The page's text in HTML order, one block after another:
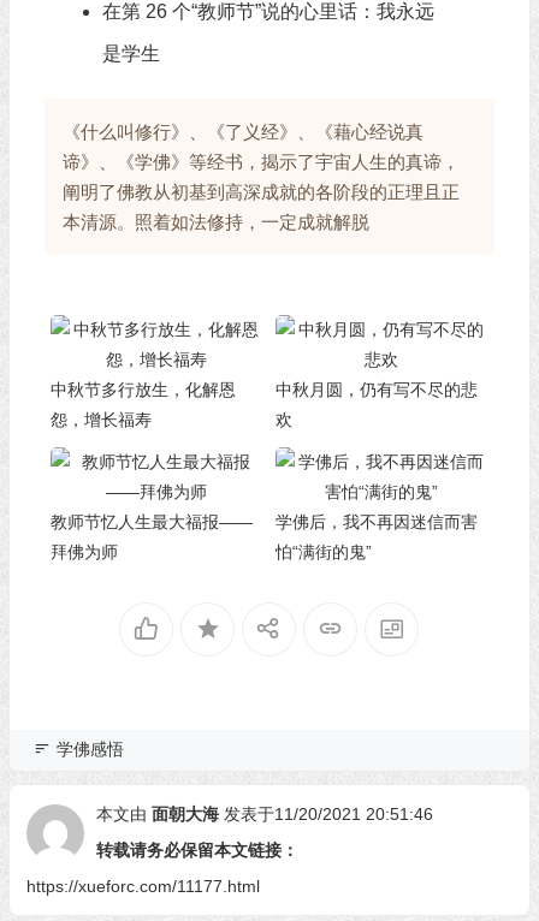
在第 26 个“教师节”说的心里话：我永远
是学生
《什么叫修行》、《了义经》、《藉心经说真
谛》、《学佛》等经书，揭示了宇宙人生的真谛，
阐明了佛教从初基到高深成就的各阶段的正理且正
本清源。照着如法修持，一定成就解脱
中秋节多行放生，化解恩
怨，增长福寿
中秋月圆，仍有写不尽的悲
欢
教师节忆人生最大福报——
拜佛为师
学佛后，我不再因迷信而害
怕“满街的鬼”
学佛感悟
本文由 面朝大海 发表于11/20/2021 20:51:46
转载请务必保留本文链接：
https://xueforc.com/11177.html